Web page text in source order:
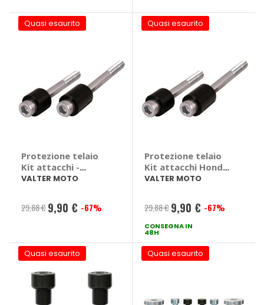
Quasi esaurito
Protezione telaio
Kit attacchi -
VALTER MOTO
VALTER MOTO
29,88 € Prezzo
9,90 € -67%
Quasi esaurito
Protezione telaio
Kit attacchi Honda
Hornet 600
VALTER MOTO
Honda Hornet 600
2007 > 2015
VALTER MOTO
29,88 € Prezzo
speciale
9,90 € -67%
CONSEGNA IN
48H
Quasi esaurito Quasi esaurito